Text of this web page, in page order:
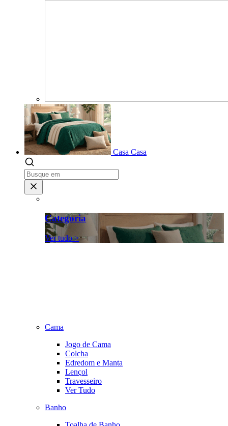
Casa Casa
Categoria
Ver tudo >
Cama
Jogo de Cama
Colcha
Edredom e Manta
Lençol
Travesseiro
Ver Tudo
Banho